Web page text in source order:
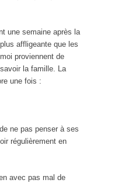
une semaine après la
affligeante que les
proviennent de
la famille. La
une fois :
ne pas penser à ses
régulièrement en
avec pas mal de